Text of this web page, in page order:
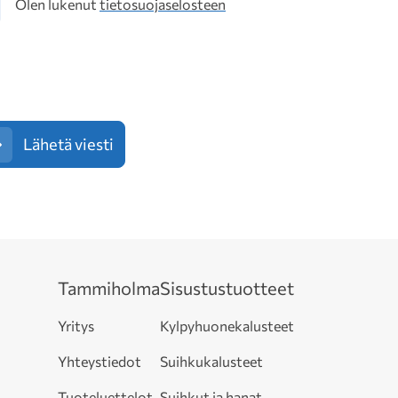
Olen lukenut tietosuojaselosteen
Lähetä viesti
Tammiholma
Yritys
Yhteystiedot
Sisustustuotteet
Kylpyhuonekalusteet
Suihkukalusteet